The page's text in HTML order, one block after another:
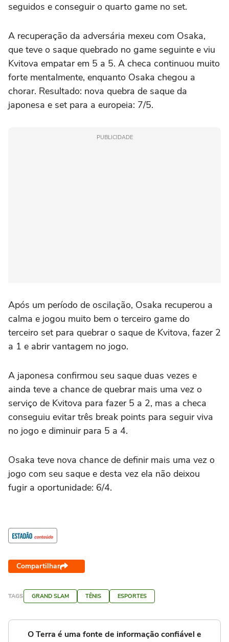
seguidos e conseguir o quarto game no set.
A recuperação da adversária mexeu com Osaka,
que teve o saque quebrado no game seguinte e viu
Kvitova empatar em 5 a 5. A checa continuou muito
forte mentalmente, enquanto Osaka chegou a
chorar. Resultado: nova quebra de saque da
japonesa e set para a europeia: 7/5.
PUBLICIDADE
Após um período de oscilação, Osaka recuperou a
calma e jogou muito bem o terceiro game do
terceiro set para quebrar o saque de Kvitova, fazer 2
a 1 e abrir vantagem no jogo.
A japonesa confirmou seu saque duas vezes e
ainda teve a chance de quebrar mais uma vez o
serviço de Kvitova para fazer 5 a 2, mas a checa
conseguiu evitar três break points para seguir viva
no jogo e diminuir para 5 a 4.
Osaka teve nova chance de definir mais uma vez o
jogo com seu saque e desta vez ela não deixou
fugir a oportunidade: 6/4.
Compartilhar
TAGS GRAND SLAM TÊNIS ESPORTES
O Terra é uma fonte de informação confiável e